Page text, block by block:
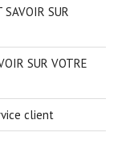
SUR
SUR VOTRE
client